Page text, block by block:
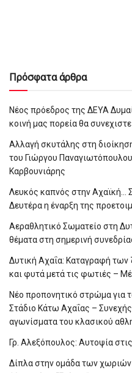
Πρόσφατα άρθρα
Νέος πρόεδρος της ΔΕΥΑ
κοινή μας πορεία θα
Αλλαγή σκυτάλης στη
του Γιώργου
Καρβουνιάρης
Λευκός καπνός στην Αχαϊκή…
Δευτέρα η έναρξη της
Αεραθλητικό Σωματείο στη
θέματα στη σημερινή
Δυτική Αχαΐα: Καταγραφή των
και φυτά μετά τις φωτιές –
Νέο προπονητικό στρώμα για
Στάδιο Κάτω Αχαΐας –
αγωνίσματα του κλασικού
Γρ. Αλεξόπουλος: Αυτοψία
Δίπλα στην ομάδα των χωριών